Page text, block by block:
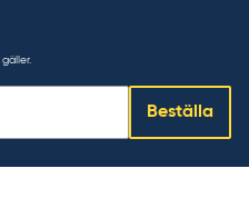
gäller.
Beställa